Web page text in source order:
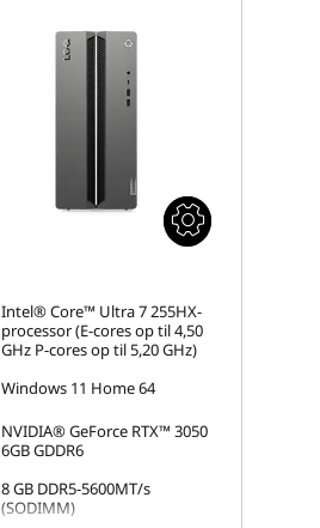
Intel® Core™ Ultra 7 255HX-
processor (E-cores op til 4,50
GHz P-cores op til 5,20 GHz)
Windows 11 Home 64
NVIDIA® GeForce RTX™ 3050
6GB GDDR6
8 GB DDR5-5600MT/s
(SODIMM)